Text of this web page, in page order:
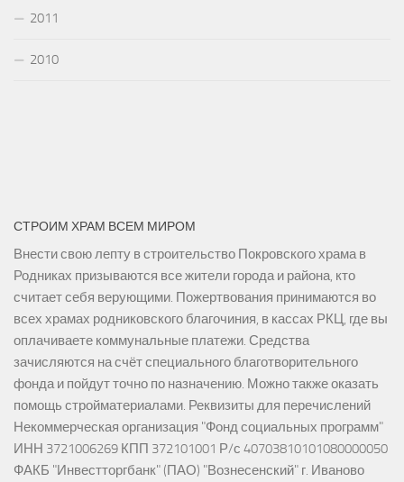
2011
2010
СТРОИМ ХРАМ ВСЕМ МИРОМ
Внести свою лепту в строительство Покровского храма в
Родниках призываются все жители города и района, кто
считает себя верующими. Пожертвования принимаются во
всех храмах родниковского благочиния, в кассах РКЦ, где вы
оплачиваете коммунальные платежи. Средства
зачисляются на счёт специального благотворительного
фонда и пойдут точно по назначению. Можно также оказать
помощь стройматериалами. Реквизиты для перечислений
Некоммерческая организация "Фонд социальных программ"
ИНН 3721006269 КПП 372101001 Р/с 40703810101080000050
ФАКБ "Инвестторгбанк" (ПАО) "Вознесенский" г. Иваново